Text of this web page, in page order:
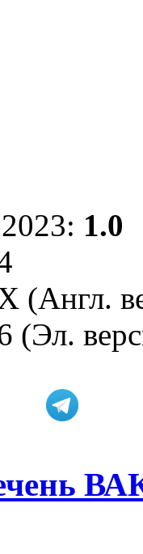
1.0
(Англ.
(Эл.